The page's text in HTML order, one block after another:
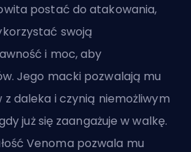
postać do atakowania,
swoją
i moc, aby
Jego macki pozwalają mu
daleka i czynią niemożliwym
już się zaangażuje w walkę.
Venoma pozwala mu